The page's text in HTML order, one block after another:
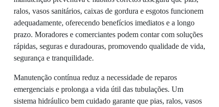
ralos, vasos sanitários, caixas de gordura e esgotos funcionem
adequadamente, oferecendo benefícios imediatos e a longo
prazo. Moradores e comerciantes podem contar com soluções
rápidas, seguras e duradouras, promovendo qualidade de vida,
segurança e tranquilidade.
Manutenção contínua reduz a necessidade de reparos
emergenciais e prolonga a vida útil das tubulações. Um
sistema hidráulico bem cuidado garante que pias, ralos, vasos